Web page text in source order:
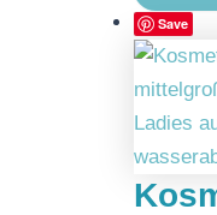
Save